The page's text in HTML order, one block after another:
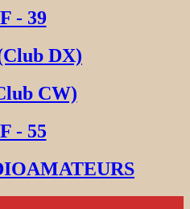
- 39
DX)
CW)
- 55